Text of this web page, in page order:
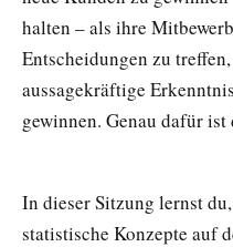
halten – als ihre
Entscheidungen zu
aussagekräftige
gewinnen. Genau dafür
In dieser Sitzung lernst
statistische Konzepte auf